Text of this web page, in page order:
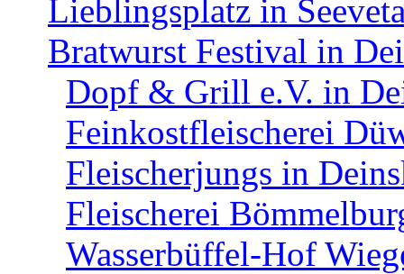
Lieblingsplatz in
Bratwurst Festival in
Dopf & Grill e.V. in
Feinkostfleischerei
Fleischerjungs in
Fleischerei
Wasserbüffel-Hof